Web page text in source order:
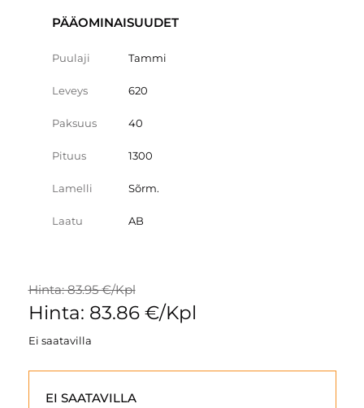
PÄÄOMINAISUUDET
Puulaji Tammi
Leveys 620
Paksuus 40
Pituus 1300
Lamelli Sõrm.
Laatu AB
Hinta: 83.95 €/Kpl
Hinta: 83.86 €/Kpl
Ei saatavilla
EI SAATAVILLA